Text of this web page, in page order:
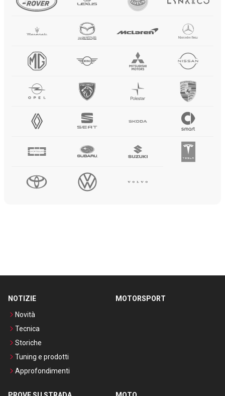
NOTIZIE
Novità
Tecnica
Storiche
Tuning e prodotti
Approfondimenti
MOTORSPORT